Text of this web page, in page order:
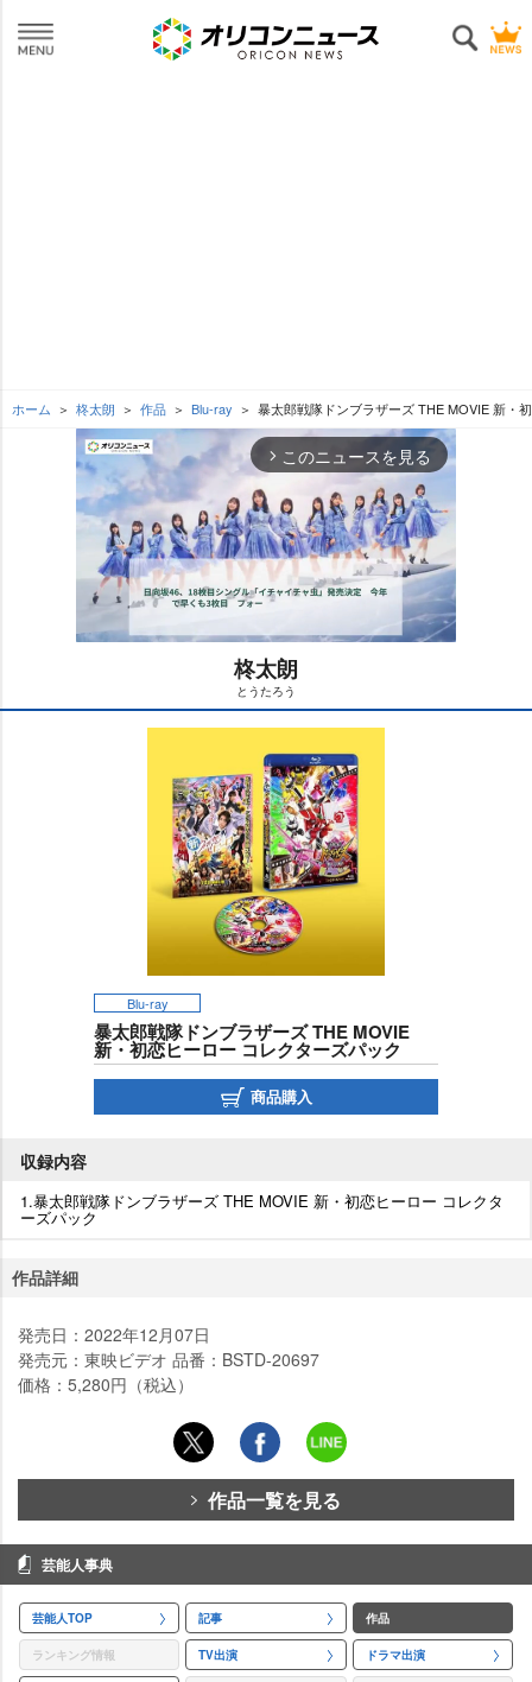
ホーム 柊太朗 作品 Blu-ray 暴太郎戦隊ドンブラザーズ THE MOVIE 新・
arrow_forward_ios このニュースを見る
M
u
柊太朗
とうたろう
Blu-ray
暴太郎戦隊ドンブラザーズ THE MOVIE
新・初恋ヒーロー コレクターズパック
商品購入
収録内容
1.暴太郎戦隊ドンブラザーズ THE MOVIE 新・初恋ヒーロー コレクタ
ーズパック
作品詳細
発売日：2022年12月07日
発売元：東映ビデオ 品番：BSTD-20697
価格：5,280円（税込）
作品一覧を見る
芸能人事典
芸能人TOP 記事 作品
ランキング情報 TV出演 ドラマ出演